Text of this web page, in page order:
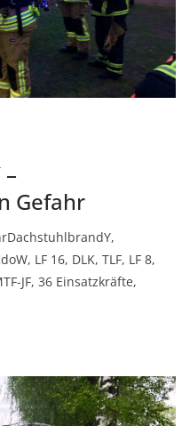
Gefahr
LF 16, DLK, TLF, LF 8,
JF, 36 Einsatzkräfte,